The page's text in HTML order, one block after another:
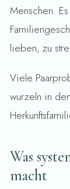
Menschen.
lieben, zu
Viele
wurzeln in
Was
macht